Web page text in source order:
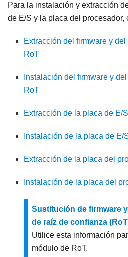
Para la instalación y extracción
de E/S y la placa del procesador,
Extracción del firmware y
RoT
Instalación del firmware y
RoT
Extracción de la placa de E/
Instalación de la placa de E/
Extracción de la placa del
Instalación de la placa del
Sustitución de firmware
de raíz de confianza
Utilice esta información
módulo de RoT.